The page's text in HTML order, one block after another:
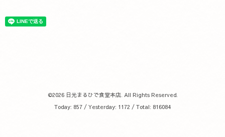
©2026 日光まるひで食堂本店. All Rights Reserved.
Today: 857 / Yesterday: 1172 / Total: 816084